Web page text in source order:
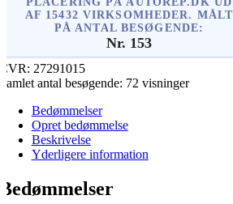
AF 15432 VIRKSOMHEDER. MÅLT
PÅ ANTAL BESØGENDE:
Nr. 153
27291015
antal besøgende: 72 visninger
Bedømmelser
Opret bedømmelse
Beskrivelse
Yderligere information